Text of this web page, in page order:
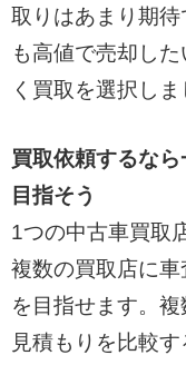
取りはあまり期
も高値で売却し
く買取を選択しま
買取依頼するな
目指そう
1つの中古車買取
複数の買取店に
を目指せます。
見積もりを比較